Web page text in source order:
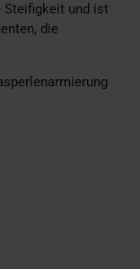
Steifigkeit und ist
die